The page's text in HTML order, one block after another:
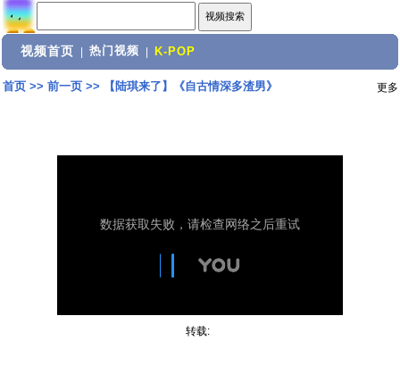
视频首页 热门视频 K-POP
首页>> 前一页>> 【陆琪来了】《自古情深多渣男》 更多
转载: